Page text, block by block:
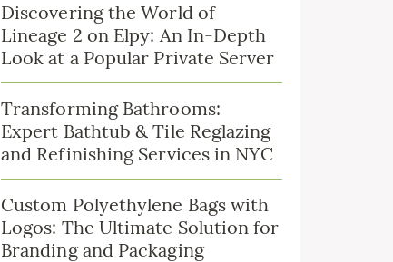
Discovering the World of
Lineage 2 on Elpy: An In-Depth
Look at a Popular Private Server
Transforming Bathrooms:
Expert Bathtub & Tile Reglazing
and Refinishing Services in NYC
Custom Polyethylene Bags with
Logos: The Ultimate Solution for
Branding and Packaging